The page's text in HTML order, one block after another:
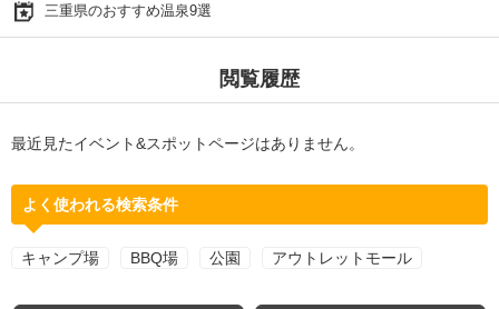
三重県のおすすめ温泉9選
閲覧履歴
最近見たイベント&スポットページはありません。
よく使われる検索条件
キャンプ場 BBQ場 公園 アウトレットモール